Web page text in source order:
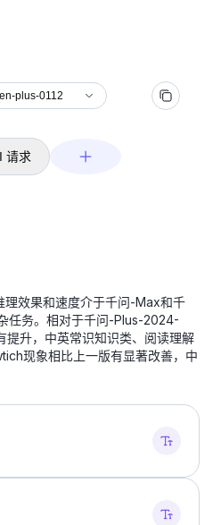
plus-0112
请求
理效果和速度介于千问-Max和千
任务。相对于千问-Plus-2024-
提升，中英常识知识类、阅读理解
现象相比上一版有显著改善，中